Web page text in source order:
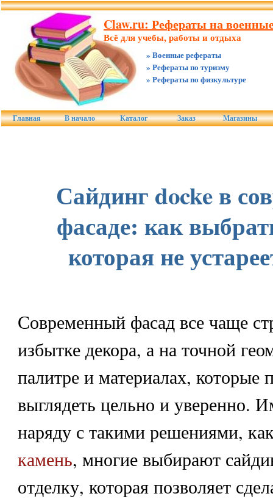
Claw.ru: Рефераты на
Всё для учебы, работы и отдыха
» Военные рефераты
» Рефераты по туризму
» Рефераты по физкультуре
Главная В начало Каталог Заказ Магазины
Сайдинг docke в
фасаде: как
которая не
Современный фасад все чаще
избытке декора, а на точной
палитре и материалах, которые
выглядеть цельно и уверенно.
наряду с такими решениями,
камень, многие выбирают
отделку, которая позволяет